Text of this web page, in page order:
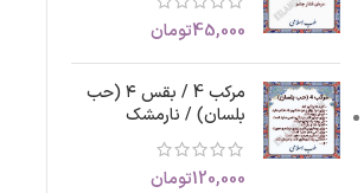
45,000تومان
مرکب 4 / بقس ۴ (حب
بلسان) / نارمشک
120,000تومان